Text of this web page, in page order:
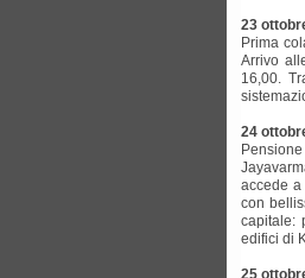
23
Prima
Arrivo
16,00.
24
accede a
con
capitale:
edifici di